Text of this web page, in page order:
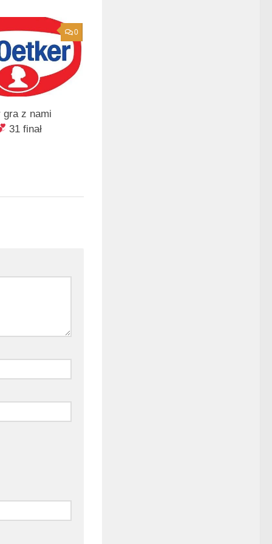
0
gra z nami
31 finał